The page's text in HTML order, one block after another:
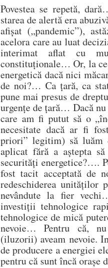
Povestea se repetă,
starea de alertă era
afișat („pandemic”),
acelora care au luat
interimat aflat cu
constituționale… Or, la
energetică dacă nici
de noi?… Ca țară, ca
pune mai presus de
urgențe de țară… Dacă
care am fi putut să o
necesitate dacă ar fi
priori” legitim) să luăm
aplicat fără a aștepta
securități energetice?….
fost tacit acceptată de
redeschiderea unităților
nevândute la fier
investiții tehnologice
tehnologice de mică
nevoie… Pentru că,
(iluzorii) aveam nevoie.
de producere a energiei
pentru că sunt încă orașe